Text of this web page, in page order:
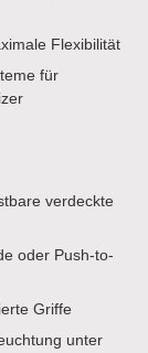
Flexibilität
für
verdeckte
oder Push-to-
Griffe
unter